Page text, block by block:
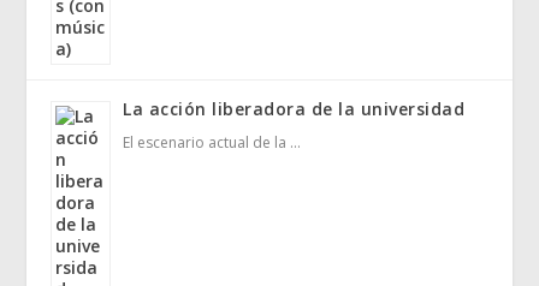
La acción liberadora de la universidad
El escenario actual de la …